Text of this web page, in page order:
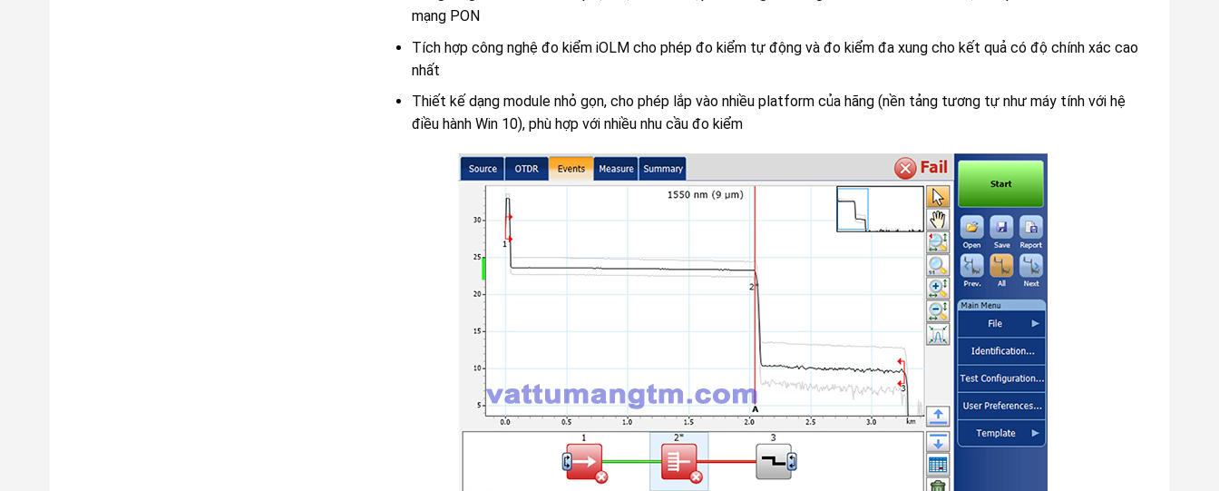
mạng PON
Tích hợp công nghệ đo kiểm iOLM cho phép đo kiểm tự động và đo kiểm đa xung cho kết quả có độ chính xác cao
nhất
Thiết kế dạng module nhỏ gọn, cho phép lắp vào nhiều platform của hãng (nền tảng tương tự như máy tính với hệ
điều hành Win 10), phù hợp với nhiều nhu cầu đo kiểm